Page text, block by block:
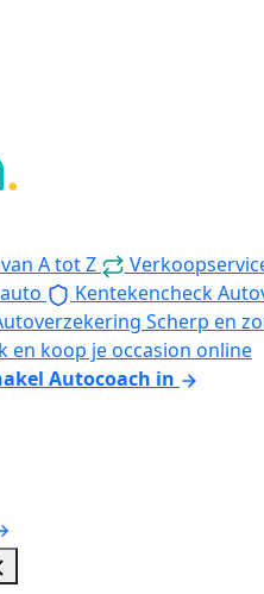
A tot Z
Kentekencheck
Scherp en
en koop je occasion online
Autocoach in